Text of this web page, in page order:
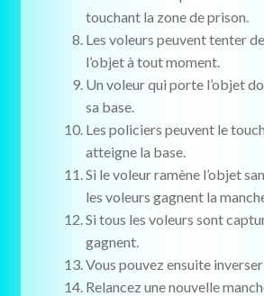
touchant la zone de prison.
Les voleurs peuvent tenter
l’objet à tout moment.
Un voleur qui porte l’objet
sa base.
Les policiers peuvent le
atteigne la base.
Si le voleur ramène l’objet
les voleurs gagnent la
Si tous les voleurs sont
gagnent.
Vous pouvez ensuite inverser
Relancez une nouvelle